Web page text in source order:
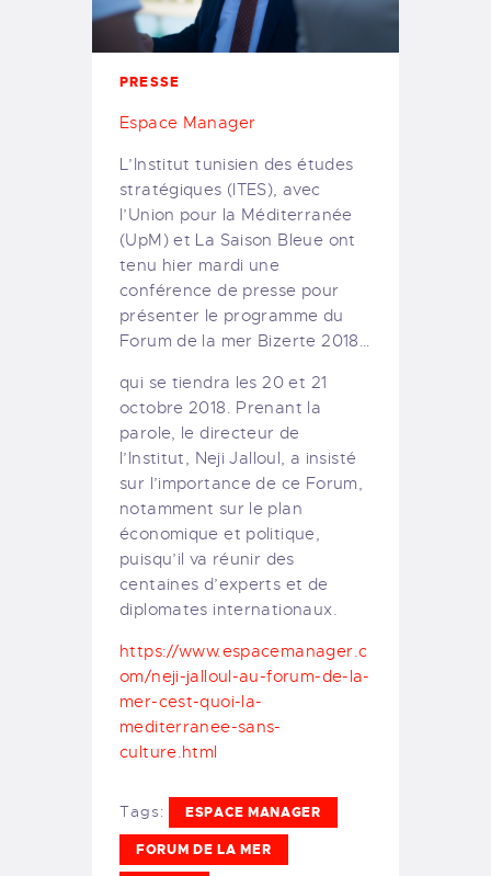
PRESSE
Espace Manager
L’Institut tunisien des études
stratégiques (ITES), avec
l’Union pour la Méditerranée
(UpM) et La Saison Bleue ont
tenu hier mardi une
conférence de presse pour
présenter le programme du
Forum de la mer Bizerte 2018…
qui se tiendra les 20 et 21
octobre 2018. Prenant la
parole, le directeur de
l’Institut, Neji Jalloul, a insisté
sur l’importance de ce Forum,
notamment sur le plan
économique et politique,
puisqu’il va réunir des
centaines d’experts et de
diplomates internationaux.
https://www.espacemanager.c
om/neji-jalloul-au-forum-de-la-
mer-cest-quoi-la-
mediterranee-sans-
culture.html
Tags: ESPACE MANAGER
FORUM DE LA MER